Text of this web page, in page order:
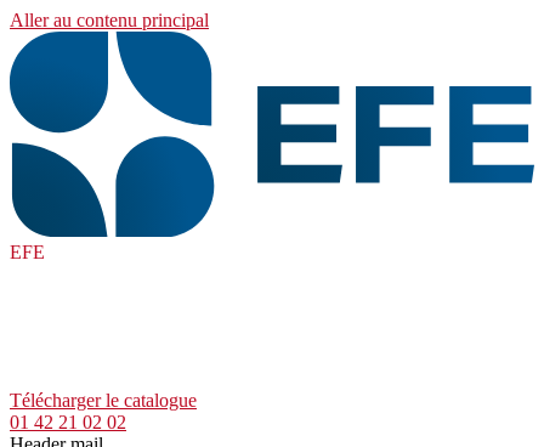
Aller au contenu principal
EFE
Télécharger le catalogue
01 42 21 02 02